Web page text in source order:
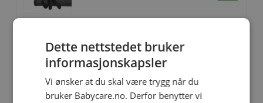
Fryseform og stekeform, Milla&Max,
Silikon, Jet Stream Pattern
kr 189,00 kr 149,00
Dette nettstedet bruker
informasjonskapsler
Vi ønsker at du skal være trygg når du
bruker Babycare.no. Derfor benytter vi